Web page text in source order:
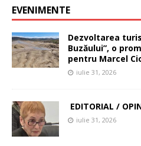
EVENIMENTE
Dezvoltarea
Buzăului”, o
pentru Marcel
iulie 31, 2026
EDITORIAL /
iulie 31, 2026